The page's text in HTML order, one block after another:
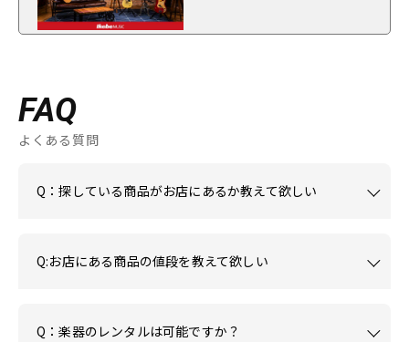
FAQ
よくある質問
Q：探している商品がお店にあるか教えて欲しい
Q:お店にある商品の値段を教えて欲しい
Q：楽器のレンタルは可能ですか？